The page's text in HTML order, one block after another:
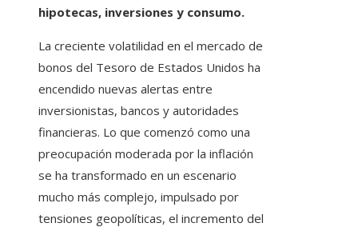
hipotecas, inversiones y consumo.
La creciente volatilidad en el mercado de
bonos del Tesoro de Estados Unidos ha
encendido nuevas alertas entre
inversionistas, bancos y autoridades
financieras. Lo que comenzó como una
preocupación moderada por la inflación
se ha transformado en un escenario
mucho más complejo, impulsado por
tensiones geopolíticas, el incremento del